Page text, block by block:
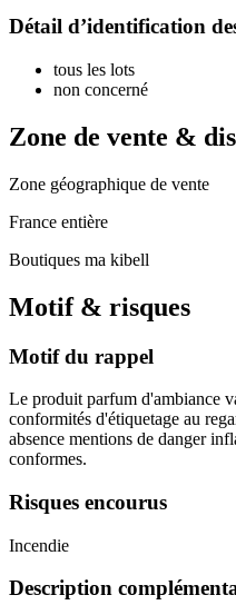
Détail d’identification
tous les lots
non concerné
Zone de vente &
Zone géographique de vente
France entière
Boutiques ma kibell
Motif & risques
Motif du rappel
Le produit parfum d'ambiance
conformités d'étiquetage au
absence mentions de danger
conformes.
Risques encourus
Incendie
Description